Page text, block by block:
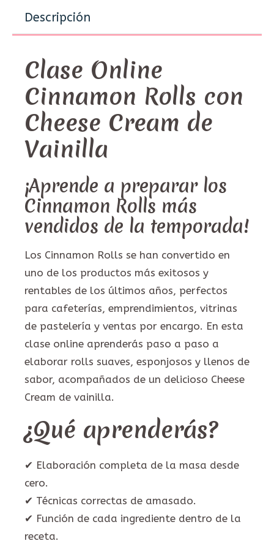
Descripción
Clase Online
Cinnamon Rolls con
Cheese Cream de
Vainilla
¡Aprende a preparar los
Cinnamon Rolls más
vendidos de la temporada!
Los Cinnamon Rolls se han convertido en
uno de los productos más exitosos y
rentables de los últimos años, perfectos
para cafeterías, emprendimientos, vitrinas
de pastelería y ventas por encargo. En esta
clase online aprenderás paso a paso a
elaborar rolls suaves, esponjosos y llenos de
sabor, acompañados de un delicioso Cheese
Cream de vainilla.
¿Qué aprenderás?
✔ Elaboración completa de la masa desde
cero.
✔ Técnicas correctas de amasado.
✔ Función de cada ingrediente dentro de la
receta.